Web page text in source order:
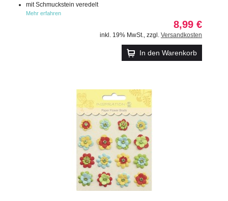
mit Schmuckstein veredelt
Mehr erfahren
8,99 €
inkl. 19% MwSt. zzgl. Versandkosten
In den Warenkorb